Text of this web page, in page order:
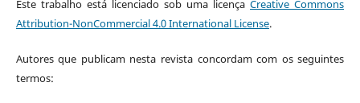
Este trabalho está licenciado sob uma licençaCreative Commons
Attribution-NonCommercial 4.0 International License.
Autores que publicam nesta revista concordam com os seguintes
termos: